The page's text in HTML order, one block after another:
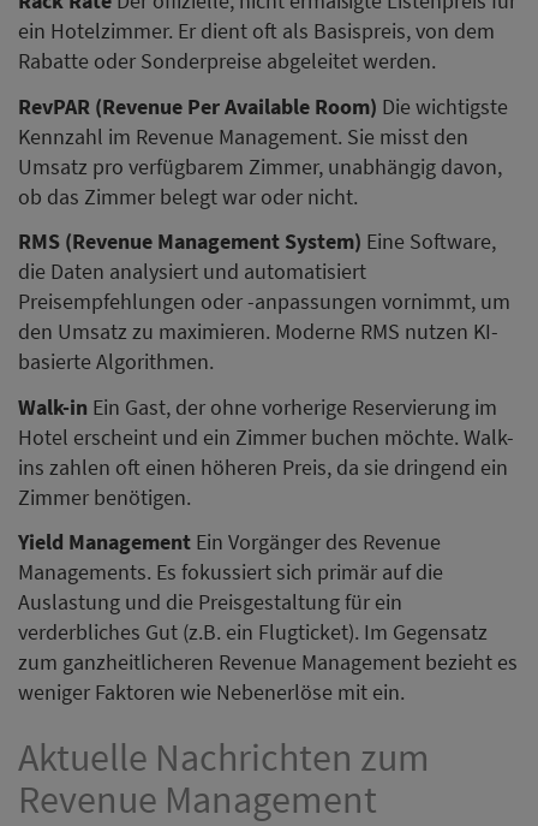
ein Hotelzimmer. Er dient oft als Basispreis, von dem
Rabatte oder Sonderpreise abgeleitet werden.
RevPAR (Revenue Per Available Room) Die wichtigste
Kennzahl im Revenue Management. Sie misst den
Umsatz pro verfügbarem Zimmer, unabhängig davon,
ob das Zimmer belegt war oder nicht.
RMS (Revenue Management System) Eine Software,
die Daten analysiert und automatisiert
Preisempfehlungen oder -anpassungen vornimmt, um
den Umsatz zu maximieren. Moderne RMS nutzen KI-
basierte Algorithmen.
Walk-in Ein Gast, der ohne vorherige Reservierung im
Hotel erscheint und ein Zimmer buchen möchte. Walk-
ins zahlen oft einen höheren Preis, da sie dringend ein
Zimmer benötigen.
Yield Management Ein Vorgänger des Revenue
Managements. Es fokussiert sich primär auf die
Auslastung und die Preisgestaltung für ein
verderbliches Gut (z.B. ein Flugticket). Im Gegensatz
zum ganzheitlicheren Revenue Management bezieht es
weniger Faktoren wie Nebenerlöse mit ein.
Aktuelle Nachrichten zum
Revenue Management